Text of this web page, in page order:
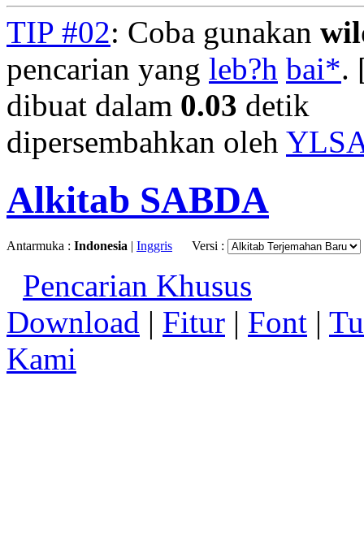
TIP #02: Coba gunakan
pencarian yang leb?h bai*.
dibuat dalam 0.03 detik
dipersembahkan oleh
Alkitab SABDA
Antarmuka : Indonesia | Inggris Versi :
Pencarian Khusus
Download | Fitur | Font |
Kami